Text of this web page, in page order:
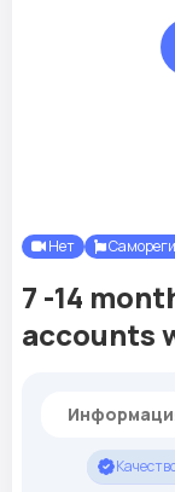
Нет
7 -14
accounts